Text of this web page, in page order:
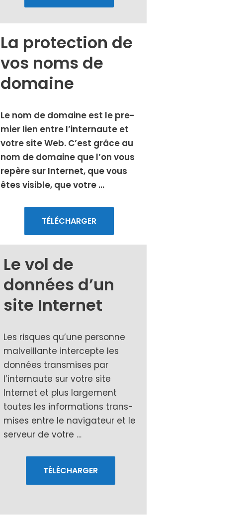
La protection de
vos noms de
domaine
Le nom de domaine est le pre­
mier lien entre l’internaute et
votre site Web. C’est grâce au
nom de domaine que l’on vous
repère sur Internet, que vous
êtes visible, que votre …
TÉLÉCHARGER
Le vol de
données d’un
site Internet
Les risques qu’une per­sonne
mal­veillante inter­cepte les
don­nées trans­mises par
l’internaute sur votre site
Internet et plus lar­ge­ment
toutes les infor­ma­tions trans­
mises entre le navi­ga­teur et le
ser­veur de votre …
TÉLÉCHARGER